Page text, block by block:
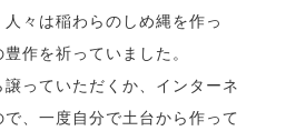
々は稲わらのしめ縄を作っ
作を祈っていました。
っていただくか、インターネ
、一度自分で土台から作って